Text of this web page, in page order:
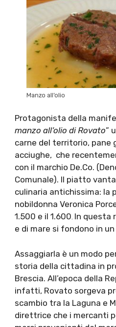
Manzo all’olio
Protagonista della
manzo all’olio di Rovato”
carne del territorio, pane
acciughe, che
con il marchio De.Co.
Comunale). Il piatto
culinaria antichissima: la
nobildonna Veronica
1.500 e il 1.600. In questa
e di mare si fondono in
Assaggiarla è un modo
storia della cittadina in
Brescia. All’epoca della
infatti, Rovato sorgeva
scambio tra la Laguna e
direttrice che i mercanti